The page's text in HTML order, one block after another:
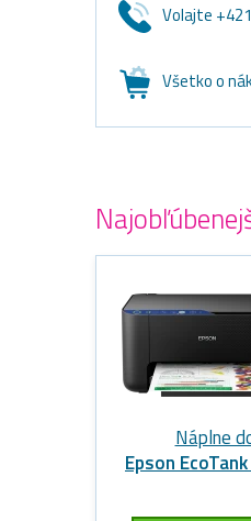
Volajte
Všetko o
Náplne
Epson